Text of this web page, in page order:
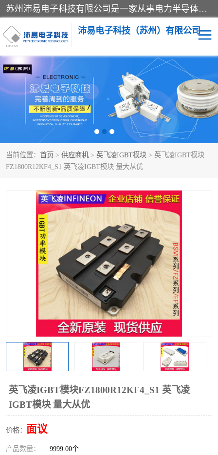
苏州沛易电子科技有限公司是一家从事电力半导体器件和电子元器件的专业代理及分销商，产品包括：IGBT模块、IPM模块、PIM模块、二极管、三极管、可控硅、整流桥、IGBT单管、IGBT电路驱动板、GTR达林顿模块、快恢复二极管、肖特基二极管、熔断器、IC集成电路、快速熔断器等。
沛易电子科技（苏州）有限公司
当前位置： 首页 > 供应商机 > 英飞凌IGBT模块 > 英飞凌IGBT模块
FZ1800R12KF4_S1 英飞凌IGBT模块 量大从优
英飞凌IGBT模块FZ1800R12KF4_S1 英飞凌
IGBT模块 量大从优
价格： 面议
产品数量： 9999.00个
西门康 英飞凌
快恢复二极管 英飞凌IGBT模块
英飞凌可控硅模块 IXYS艾赛斯可控硅
SEMIKRON西门康IGBT SEMIKRON西门康可控硅
器
MOS管场效应管 晶闸管